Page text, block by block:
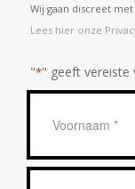
Wij gaan discreet
Lees hier onze
"*" geeft vereiste